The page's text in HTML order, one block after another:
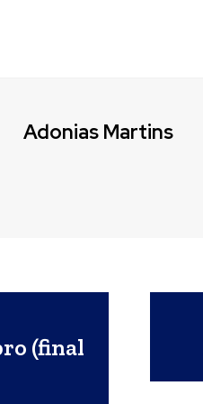
Adonias Martins
(final